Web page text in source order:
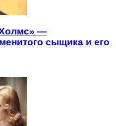
—
сыщика и его